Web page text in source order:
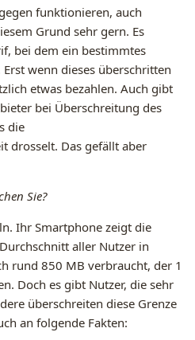
funktionieren, auch
Grund sehr gern. Es
bei dem ein bestimmtes
wenn dieses überschritten
etwas bezahlen. Auch gibt
bei Überschreitung des
die
drosselt. Das gefällt aber
Sie?
Ihr Smartphone zeigt die
aller Nutzer in
rund 850 MB verbraucht, der 1
Doch es gibt Nutzer, die sehr
überschreiten diese Grenze
an folgende Fakten: